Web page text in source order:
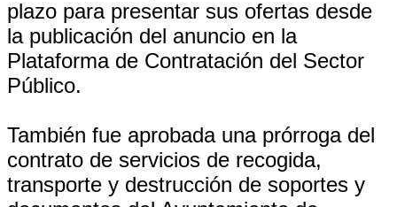
plazo para presentar sus ofertas desde
la publicación del anuncio en la
Plataforma de Contratación del Sector
Público.
También fue aprobada una prórroga del
contrato de servicios de recogida,
transporte y destrucción de soportes y